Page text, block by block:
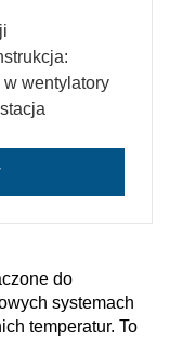
wentylatory
do
systemach
temperatur. To